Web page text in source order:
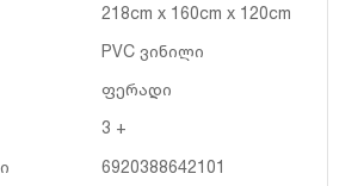
218cm x 160cm x 120cm
PVC ვინილი
ფერადი
3 +
6920388642101